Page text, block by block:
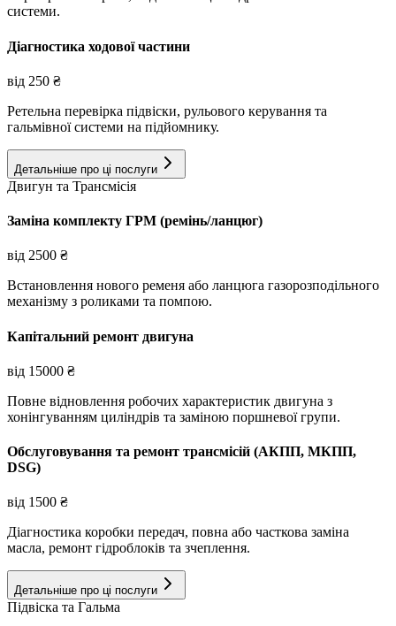
системи.
Діагностика ходової частини
від 250 ₴
Ретельна перевірка підвіски, рульового керування та
гальмівної системи на підйомнику.
Детальніше про ці послуги
Двигун та Трансмісія
Заміна комплекту ГРМ (ремінь/ланцюг)
від 2500 ₴
Встановлення нового ременя або ланцюга газорозподільного
механізму з роликами та помпою.
Капітальний ремонт двигуна
від 15000 ₴
Повне відновлення робочих характеристик двигуна з
хонінгуванням циліндрів та заміною поршневої групи.
Обслуговування та ремонт трансмісій (АКПП, МКПП,
DSG)
від 1500 ₴
Діагностика коробки передач, повна або часткова заміна
масла, ремонт гідроблоків та зчеплення.
Детальніше про ці послуги
Підвіска та Гальма